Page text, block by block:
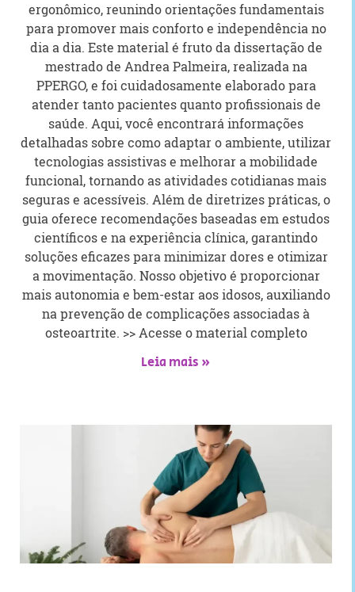
ergonômico, reunindo orientações fundamentais
para promover mais conforto e independência no
dia a dia. Este material é fruto da dissertação de
mestrado de Andrea Palmeira, realizada na
PPERGO, e foi cuidadosamente elaborado para
atender tanto pacientes quanto profissionais de
saúde. Aqui, você encontrará informações
detalhadas sobre como adaptar o ambiente, utilizar
tecnologias assistivas e melhorar a mobilidade
funcional, tornando as atividades cotidianas mais
seguras e acessíveis. Além de diretrizes práticas, o
guia oferece recomendações baseadas em estudos
científicos e na experiência clínica, garantindo
soluções eficazes para minimizar dores e otimizar
a movimentação. Nosso objetivo é proporcionar
mais autonomia e bem-estar aos idosos, auxiliando
na prevenção de complicações associadas à
osteoartrite. >> Acesse o material completo
Leia mais »